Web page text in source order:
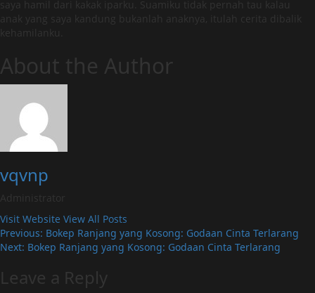
saya hamil dari kakak iparku. Suamiku tidak pernah tau kalau
anak yang saya kandung bukanlah anaknya, itulah cerita dibalik
kehamilanku.
About the Author
vqvnp
Administrator
Visit Website View All Posts
Post
navigation
Previous: Bokep Ranjang yang Kosong: Godaan Cinta Terlarang
Next: Bokep Ranjang yang Kosong: Godaan Cinta Terlarang
Leave a Reply